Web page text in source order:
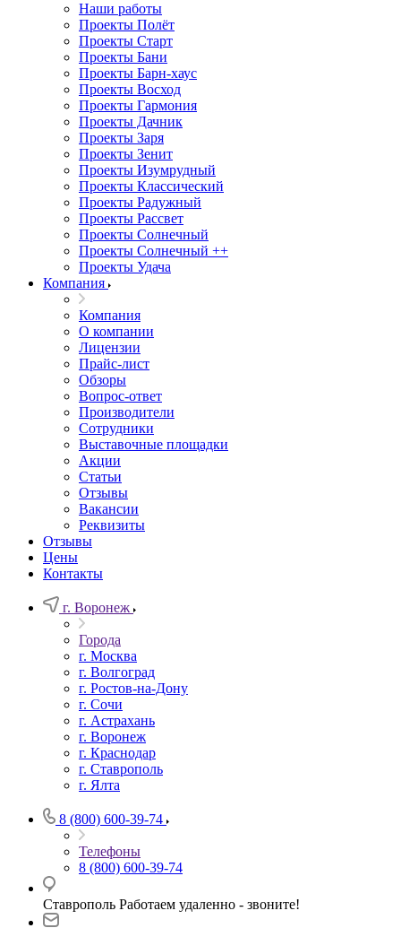
Наши работы
Проекты Полёт
Проекты Старт
Проекты Бани
Проекты Барн-хаус
Проекты Восход
Проекты Гармония
Проекты Дачник
Проекты Заря
Проекты Зенит
Проекты Изумрудный
Проекты Классический
Проекты Радужный
Проекты Рассвет
Проекты Солнечный
Проекты Солнечный ++
Проекты Удача
Компания
Компания
О компании
Лицензии
Прайс-лист
Обзоры
Вопрос-ответ
Производители
Сотрудники
Выставочные площадки
Акции
Статьи
Отзывы
Вакансии
Реквизиты
Отзывы
Цены
Контакты
г. Воронеж
Города
г. Москва
г. Волгоград
г. Ростов-на-Дону
г. Сочи
г. Астрахань
г. Воронеж
г. Краснодар
г. Ставрополь
г. Ялта
8 (800) 600-39-74
Телефоны
8 (800) 600-39-74
Ставрополь Работаем удаленно - звоните!